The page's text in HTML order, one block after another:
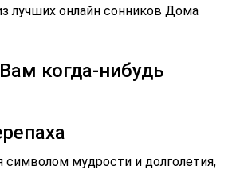
лучших онлайн сонников Дома
когда-нибудь
символом мудрости и долголетия,